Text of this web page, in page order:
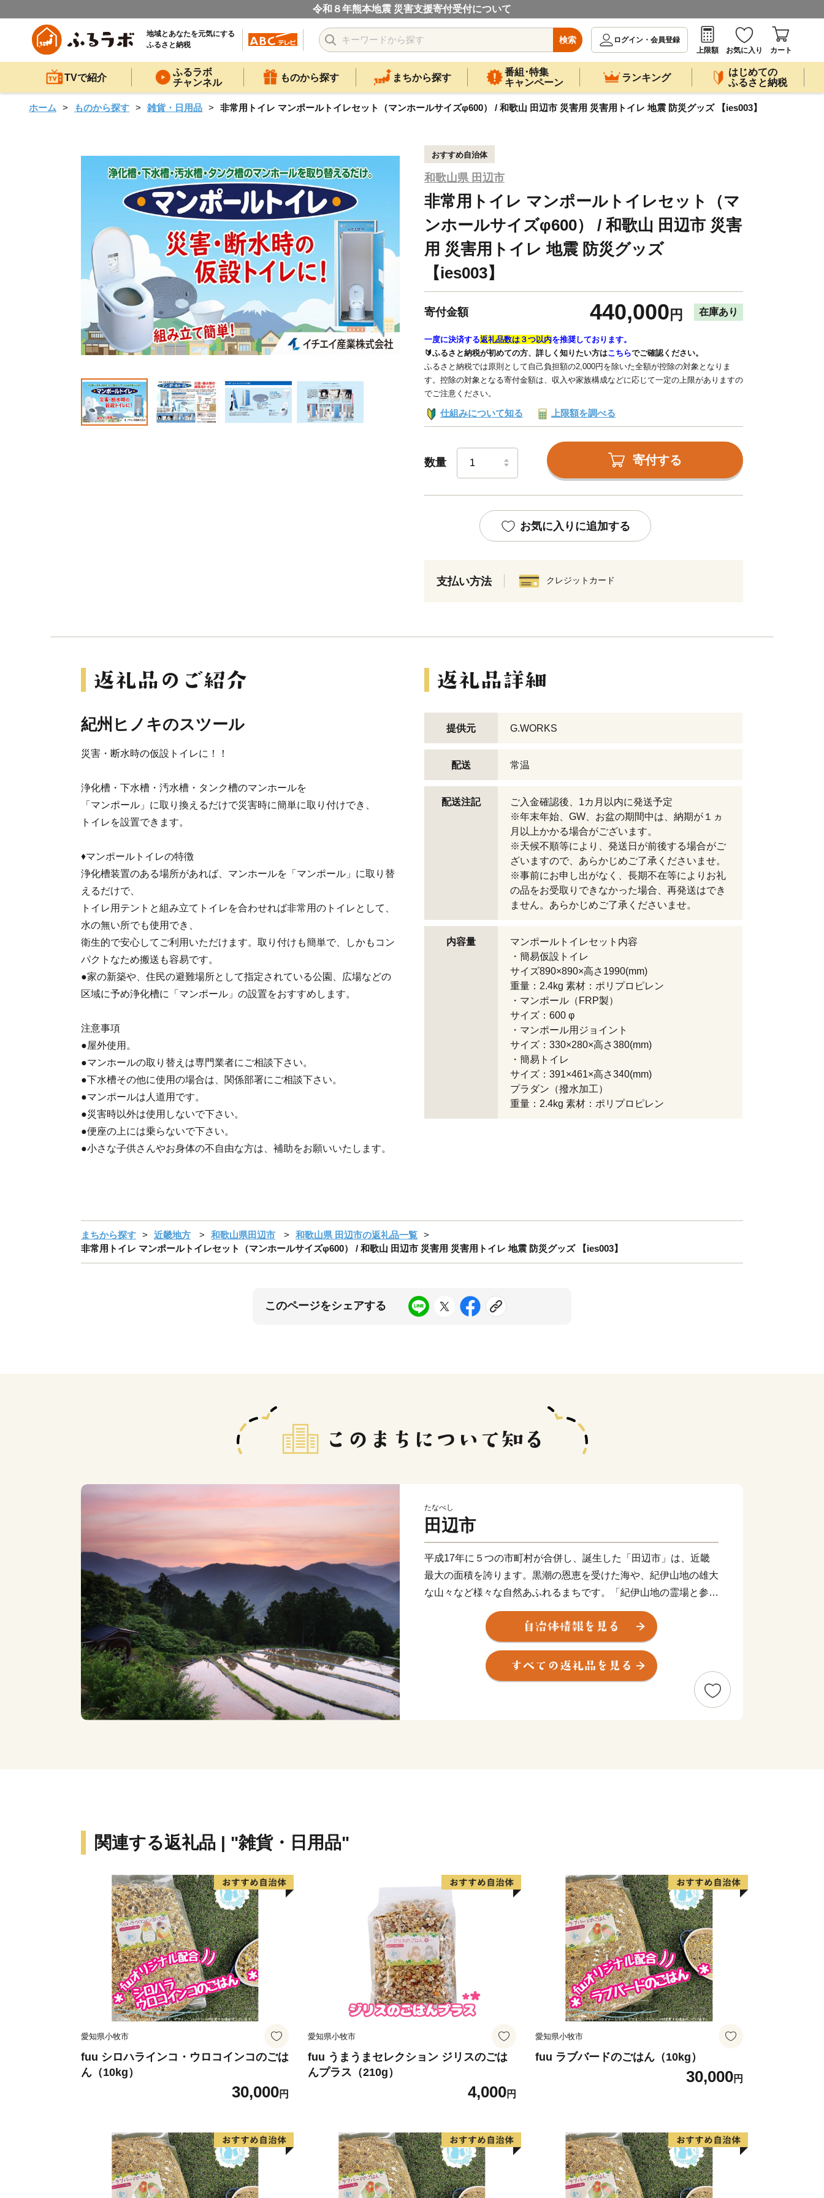
令和８年熊本地震 災害支援寄付受付について
地域とあなたを元気にする
ふるさと納税
検索
ログイン・会員登録
上限額
お気に入り カート
TVで紹介
ふるラボ
チャンネル
ものから探す まちから探す
番組･特集
キャンペーン
ランキング
はじめての
ふるさと納税
ホーム ものから探す 雑貨・日用品 非常用トイレ マンポールトイレセット（マンホールサイズφ600） / 和歌山 田辺市 災害用 災害用トイレ 地震 防災グッズ 【ies003】
おすすめ自治体
和歌山県 田辺市
非常用トイレ マンポールトイレセット（マ
ンホールサイズφ600） / 和歌山 田辺市 災害
用 災害用トイレ 地震 防災グッズ
【ies003】
寄付金額 440,000 円 在庫あり
一度に決済する返礼品数は３つ以内を推奨しております。
🔰ふるさと納税が初めての方、詳しく知りたい方はこちらでご確認ください。
ふるさと納税では原則として自己負担額の2,000円を除いた全額が控除の対象となりま
す。控除の対象となる寄付金額は、収入や家族構成などに応じて一定の上限がありますの
でご注意ください。
仕組みについて知る 上限額を調べる
数量 寄付する
お気に入りに追加する
支払い方法 クレジットカード
紀州ヒノキのスツール
災害・断水時の仮設トイレに！！
浄化槽・下水槽・汚水槽・タンク槽のマンホールを
「マンポール」に取り換えるだけで災害時に簡単に取り付けでき、
トイレを設置できます。
♦マンポールトイレの特徴
浄化槽装置のある場所があれば、マンホールを「マンポール」に取り替
えるだけで、
トイレ用テントと組み立てトイレを合わせれば非常用のトイレとして、
水の無い所でも使用でき、
衛生的で安心してご利用いただけます。取り付けも簡単で、しかもコン
パクトなため搬送も容易です。
●家の新築や、住民の避難場所として指定されている公園、広場などの
区域に予め浄化槽に「マンポール」の設置をおすすめします。
注意事項
●屋外使用。
●マンホールの取り替えは専門業者にご相談下さい。
●下水槽その他に使用の場合は、関係部署にご相談下さい。
●マンポールは人道用です。
●災害時以外は使用しないで下さい。
●便座の上には乗らないで下さい。
●小さな子供さんやお身体の不自由な方は、補助をお願いいたします。
提供元 G.WORKS
配送 常温
配送注記
ご入金確認後、1カ月以内に発送予定
※年末年始、GW、お盆の期間中は、納期が１ヵ
月以上かかる場合がございます。
※天候不順等により、発送日が前後する場合がご
ざいますので、あらかじめご了承くださいませ。
※事前にお申し出がなく、長期不在等によりお礼
の品をお受取りできなかった場合、再発送はでき
ません。あらかじめご了承くださいませ。
内容量
マンポールトイレセット内容
・簡易仮設トイレ
サイズ890×890×高さ1990(mm)
重量：2.4kg 素材：ポリプロピレン
・マンポール（FRP製）
サイズ：600 φ
・マンポール用ジョイント
サイズ：330×280×高さ380(mm)
・簡易トイレ
サイズ：391×461×高さ340(mm)
プラダン（撥水加工）
重量：2.4kg 素材：ポリプロピレン
まちから探す 近畿地方 和歌山県田辺市
和歌山県 田辺市の返礼品一覧
非常用トイレ マンポールトイレセット（マンホールサイズφ600） / 和歌山 田辺市 災害用 災害用トイレ 地震 防災グッズ 【ies003】
このページをシェアする
たなべし
田辺市
平成17年に５つの市町村が合併し、誕生した「田辺市」は、近畿
最大の面積を誇ります。黒潮の恩恵を受けた海や、紀伊山地の雄大
な山々など様々な自然あふれるまちです。「紀伊山地の霊場と参詣
道」として世界文化遺産に登録されている熊野古道、里山の恩恵を
活かした持続可能な農業として世界農業遺産に認定されている「み
なべ・田辺の梅システム」の２つの世界遺産を有しています。旅人
を癒す温泉、海の幸、山の幸などたくさんの魅力が詰まった田辺市
にぜひお越しください。
関連する返礼品 | "雑貨・日用品"
愛知県小牧市
fuu シロハラインコ・ウロコインコのごは
ん（10kg）
30,000円
愛知県小牧市
fuu うまうまセレクション ジリスのごは
んプラス（210g）
4,000円
愛知県小牧市
fuu ラブバードのごはん（10kg）
30,000円